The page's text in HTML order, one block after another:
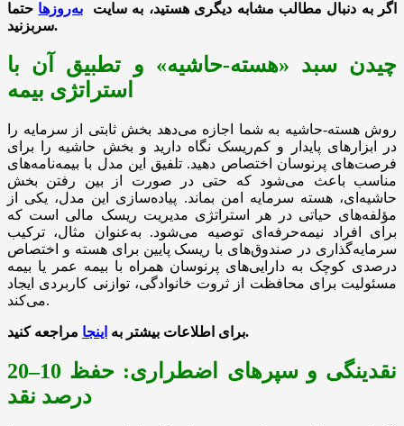
اگر به دنبال مطالب مشابه دیگری هستید، به سایت به‌روزها حتما
سربزنید.
چیدن سبد «هسته-حاشیه» و تطبیق آن با
استراتژی بیمه
روش هسته-حاشیه به شما اجازه می‌دهد بخش ثابتی از سرمایه را
در ابزارهای پایدار و کم‌ریسک نگاه دارید و بخش حاشیه را برای
فرصت‌های پرنوسان اختصاص دهید. تلفیق این مدل با بیمه‌نامه‌های
مناسب باعث می‌شود که حتی در صورت از بین رفتن بخش
حاشیه‌ای، هسته سرمایه امن بماند. پیاده‌سازی این مدل، یکی از
مؤلفه‌های حیاتی در هر استراتژی مدیریت ریسک مالی است که
برای افراد نیمه‌حرفه‌ای توصیه می‌شود. به‌عنوان مثال، ترکیب
سرمایه‌گذاری در صندوق‌های با ریسک پایین برای هسته و اختصاص
درصدی کوچک به دارایی‌های پرنوسان همراه با بیمه عمر یا بیمه
مسئولیت برای محافظت از ثروت خانوادگی، توازنی کاربردی ایجاد
می‌کند.
برای اطلاعات بیشتر به اینجا مراجعه کنید.
نقدینگی و سپرهای اضطراری: حفظ 10–20
درصد نقد